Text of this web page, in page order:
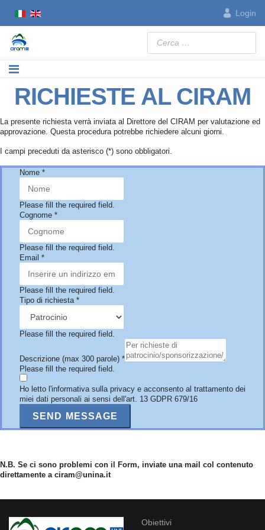
Login
RICHIESTE AL CIRAM
La presente richiesta verrà inviata al Direttore del CIRAM per valutazione ed
approvazione. Questa procedura potrebbe richiedere alcuni giorni.
I campi preceduti da asterisco (*) sono obbligatori.
Nome *
Please fill the required field.
Cognome *
Please fill the required field.
Email *
Please fill the required field.
Tipo di richiesta*
Please fill the required field.
Descrizione (max 300 parole) *
Please fill the required field.
Ho letto l'informativa sulla privacy e acconsento al trattamento dei
miei dati personali ai sensi dell'art. 13 GDPR 679/16
SEND MESSAGE
N.B. Se ci sono problemi con il Form, inviate una mail col contenuto
direttamente a ciram@unina.it
Obiettivi